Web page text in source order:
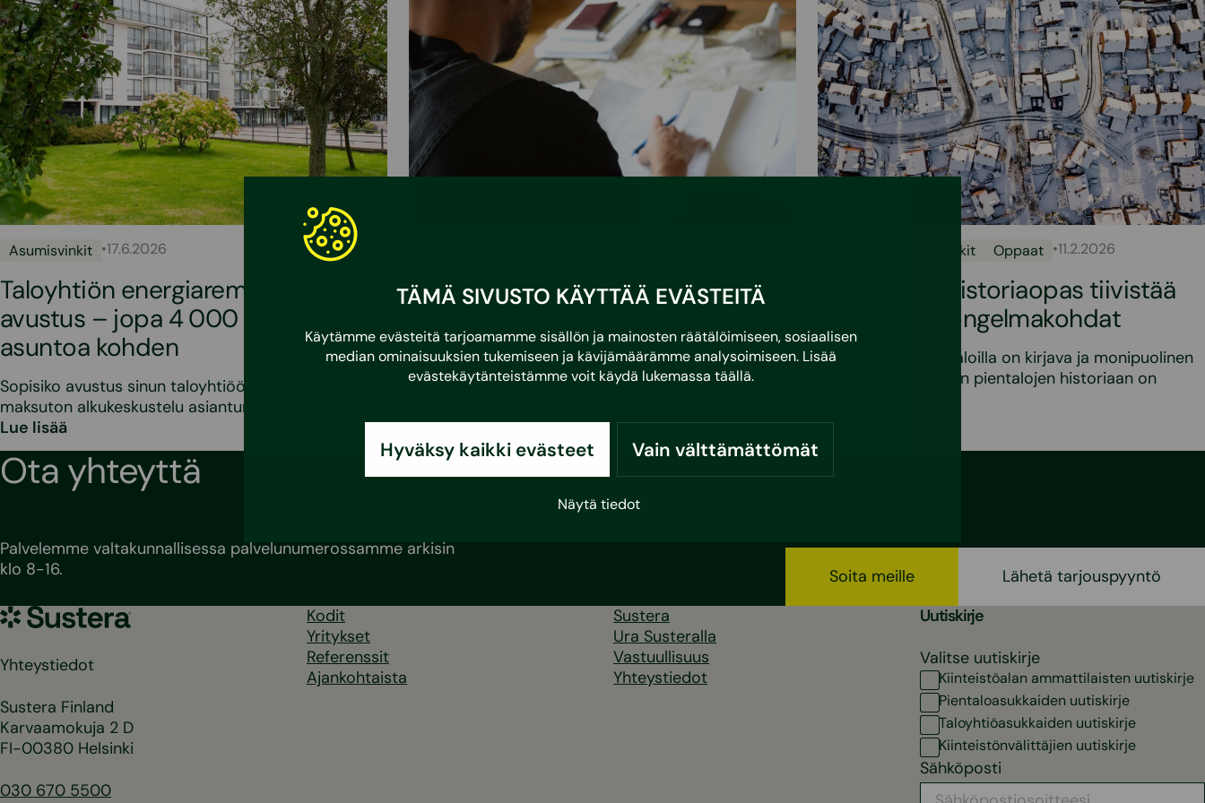
TÄMÄ SIVUSTO KÄYTTÄÄ EVÄSTEITÄ
Käytämme evästeitä tarjoamamme sisällön ja mainosten räätälöimiseen, sosiaalisen
median ominaisuuksien tukemiseen ja kävijämäärämme analysoimiseen. Lisää
evästekäytänteistämme voit käydä lukemassa täällä.
Hyväksy kaikki evästeet Vain välttämättömät
Näytä tiedot
Asumisvinkit •17.6.2026
Taloyhtiön energiaremonttiin uusi
avustus – jopa 4 000 euroa
asuntoa kohden
Sopisiko avustus sinun taloyhtiöösi? Varaa
maksuton alkukeskustelu asiantuntijamme kanssa!
Lue lisää
Kunnossapitotarveselvitys ja usein
Mikä on kunnossapitotarveselvitys?
Kunnossapitotarveselvityksellä tarkoitetaan
ja korjaustoimenpiteistä,…
Lue lisää
Asumisvinkit Oppaat •11.2.2026
Pientalojen historiaopas tiivistää
pientalojen ongelmakohdat
Suomalaisilla pientaloilla on kirjava ja monipuolinen
menneisyys Suomen pientalojen historiaan on
Lue lisää
Ota yhteyttä
Palvelemme valtakunnallisessa palvelunumerossamme arkisin
klo 8-16.
Soita meille
Lähetä tarjouspyyntö
Sustera
Yhteystiedot
Sustera Finland
Karvaamokuja 2 D
FI-00380 Helsinki
030 670 5500
Kodit
Yritykset
Referenssit
Ajankohtaista
Sustera
Ura Susteralla
Vastuullisuus
Yhteystiedot
Uutiskirje
Valitse uutiskirje
Kiinteistöalan ammattilaisten uutiskirje
Pientaloasukkaiden uutiskirje
Taloyhtiöasukkaiden uutiskirje
Kiinteistönvälittäjien uutiskirje
Sähköposti